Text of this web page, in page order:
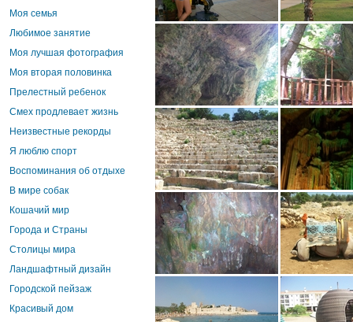
Моя семья
Любимое занятие
Моя лучшая фотография
Моя вторая половинка
Прелестный ребенок
Смех продлевает жизнь
Неизвестные рекорды
Я люблю спорт
Воспоминания об отдыхе
В мире собак
Кошачий мир
Города и Страны
Столицы мира
Ландшафтный дизайн
Городской пейзаж
Красивый дом